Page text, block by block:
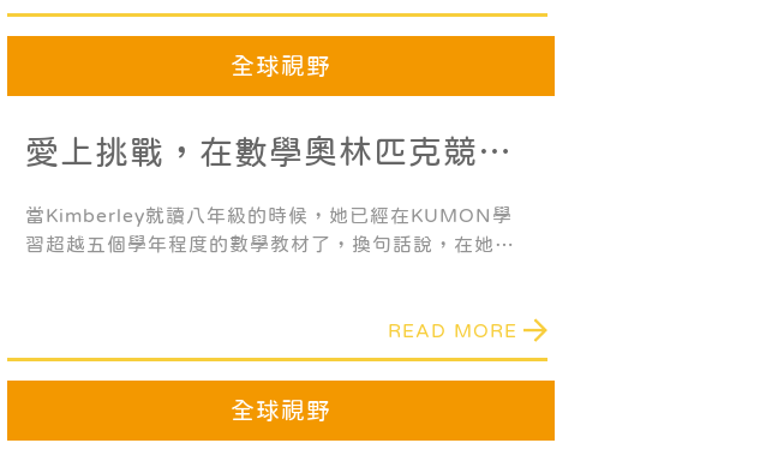
全球視野
愛上挑戰，在數學奧林匹克競賽
中大放異彩！
當Kimberley就讀八年級的時候，她已經在KUMON學
習超越五個學年程度的數學教材了，換句話說，在她年
READ MORE
全球視野